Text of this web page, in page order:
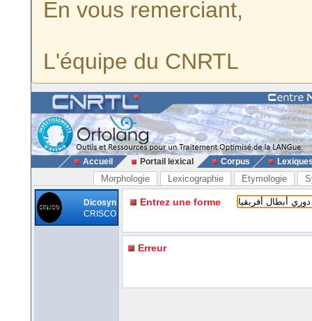
En vous remerciant,
L'équipe du CNRTL
Accueil Portail lexical Corpus
Morphologie Lexicographie Etymologie
Dicosyn
CRISCO
Entrez une forme
Erreur